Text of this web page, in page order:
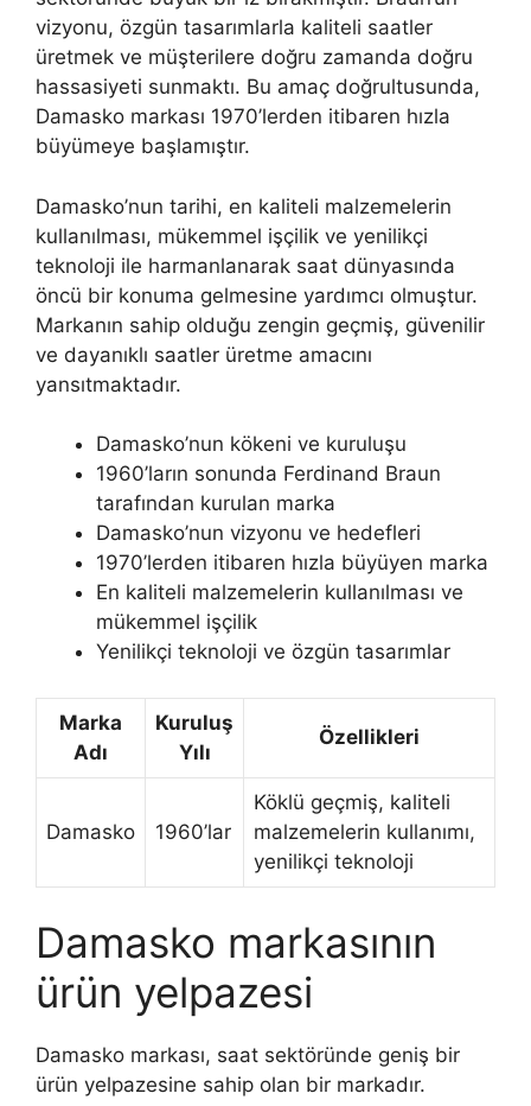
vizyonu, özgün tasarımlarla kaliteli saatler
üretmek ve müşterilere doğru zamanda doğru
hassasiyeti sunmaktı. Bu amaç doğrultusunda,
Damasko markası 1970’lerden itibaren hızla
büyümeye başlamıştır.
Damasko’nun tarihi, en kaliteli malzemelerin
kullanılması, mükemmel işçilik ve yenilikçi
teknoloji ile harmanlanarak saat dünyasında
öncü bir konuma gelmesine yardımcı olmuştur.
Markanın sahip olduğu zengin geçmiş, güvenilir
ve dayanıklı saatler üretme amacını
yansıtmaktadır.
Damasko’nun kökeni ve kuruluşu
1960’ların sonunda Ferdinand Braun
tarafından kurulan marka
Damasko’nun vizyonu ve hedefleri
1970’lerden itibaren hızla büyüyen marka
En kaliteli malzemelerin kullanılması ve
mükemmel işçilik
Yenilikçi teknoloji ve özgün tasarımlar
Marka
Adı
Kuruluş
Yılı
Özellikleri
Damasko 1960’lar
Köklü geçmiş, kaliteli
malzemelerin kullanımı,
yenilikçi teknoloji
Damasko markasının
ürün yelpazesi
Damasko markası, saat sektöründe geniş bir
ürün yelpazesine sahip olan bir markadır.